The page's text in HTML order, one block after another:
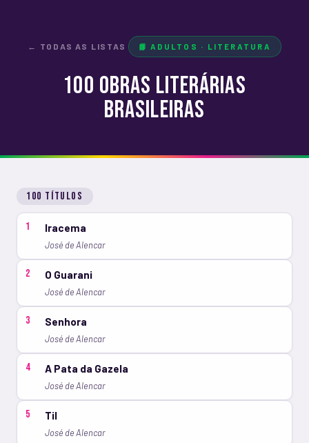
← TODAS AS LISTAS 📘 ADULTOS · LITERATURA
100 Obras Literárias
Brasileiras
100 títulos
1 Iracema
José de Alencar
2 O Guarani
José de Alencar
3 Senhora
José de Alencar
4 A Pata da Gazela
José de Alencar
5 Til
José de Alencar